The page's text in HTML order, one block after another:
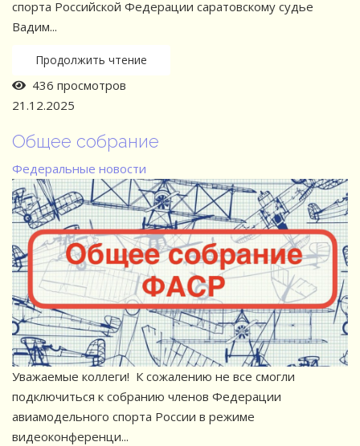
спорта Российской Федерации саратовскому судье
Вадим...
Продолжить чтение
436 просмотров
21.12.2025
Общее собрание
Федеральные новости
Уважаемые коллеги! К сожалению не все смогли
подключиться к собранию членов Федерации
авиамодельного спорта России в режиме
видеоконференци...